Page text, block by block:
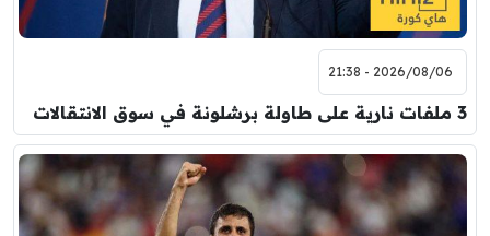
2026/08/06 - 21:38
3 ملفات نارية على طاولة برشلونة في سوق الانتقالات